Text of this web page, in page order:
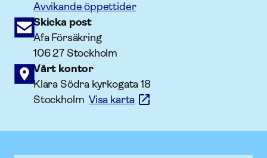
Avvikande öppettider
Skicka post
Afa Försäkring
106 27 Stockholm
Vårt kontor
Klara Södra kyrkogata 18
StockholmVisa karta